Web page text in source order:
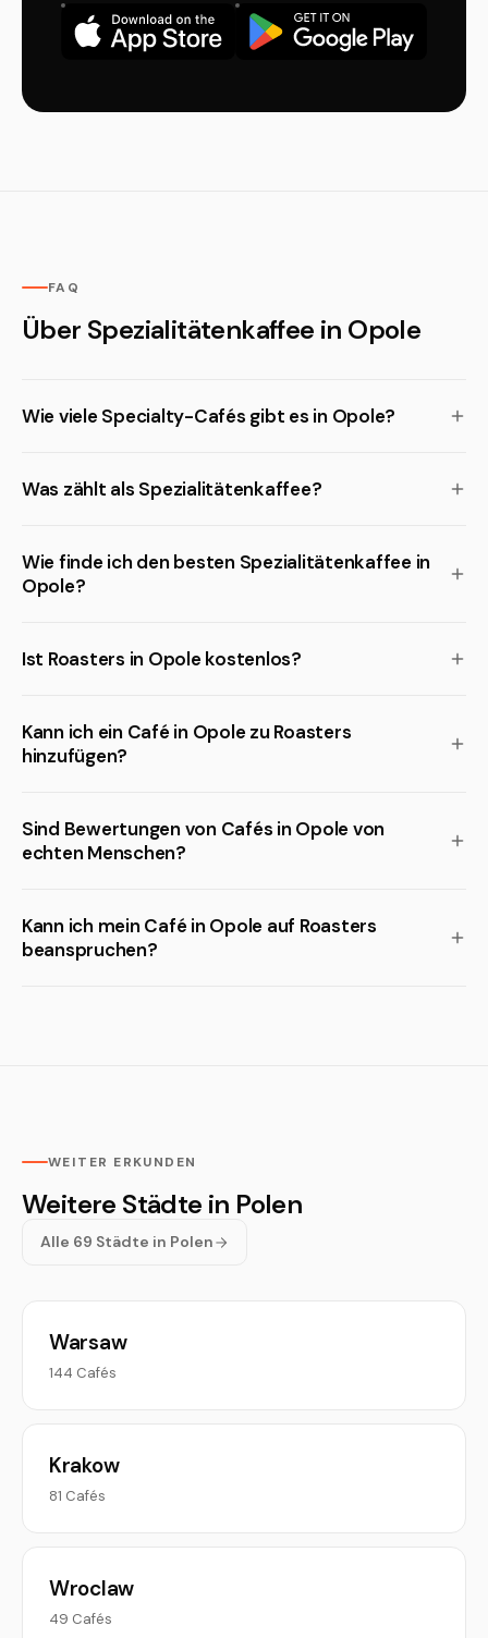
FAQ
Über Spezialitätenkaffee in Opole
Wie viele Specialty-Cafés gibt es in Opole?
Was zählt als Spezialitätenkaffee?
Wie finde ich den besten Spezialitätenkaffee in
Opole?
Ist Roasters in Opole kostenlos?
Kann ich ein Café in Opole zu Roasters
hinzufügen?
Sind Bewertungen von Cafés in Opole von
echten Menschen?
Kann ich mein Café in Opole auf Roasters
beanspruchen?
WEITER ERKUNDEN
Weitere Städte in Polen
Alle 69 Städte in Polen
Warsaw
144 Cafés
Krakow
81 Cafés
Wroclaw
49 Cafés